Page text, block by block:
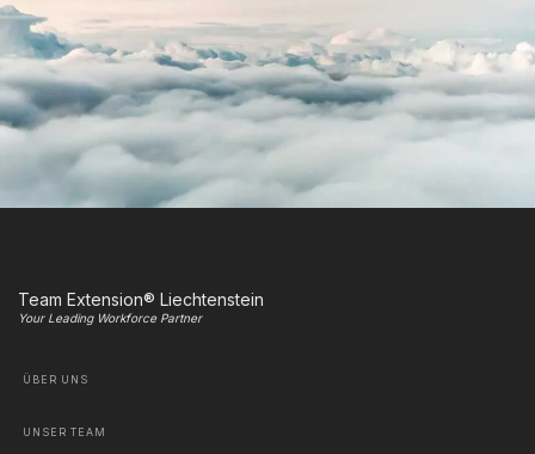
Team Extension® Liechtenstein
Your Leading Workforce Partner
ÜBER UNS
UNSER TEAM